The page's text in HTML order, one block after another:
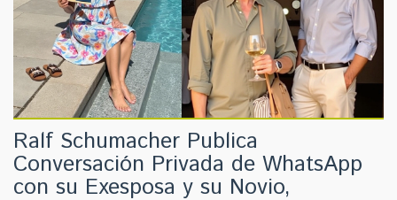
Ralf Schumacher Publica
Conversación Privada de WhatsApp
con su Exesposa y su Novio,